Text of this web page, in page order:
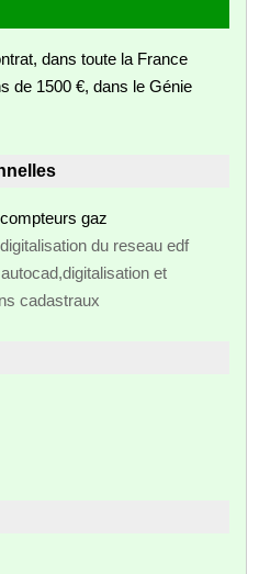
dans toute la France
de 1500 €, dans le Génie
gaz
du reseau edf
et
cadastraux